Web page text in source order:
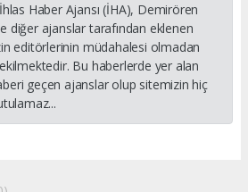
Haber Ajansı (İHA), Demirören
diğer ajanslar tarafından eklenen
editörlerinin müdahalesi olmadan
Bu haberlerde yer alan
geçen ajanslar olup sitemizin hiç